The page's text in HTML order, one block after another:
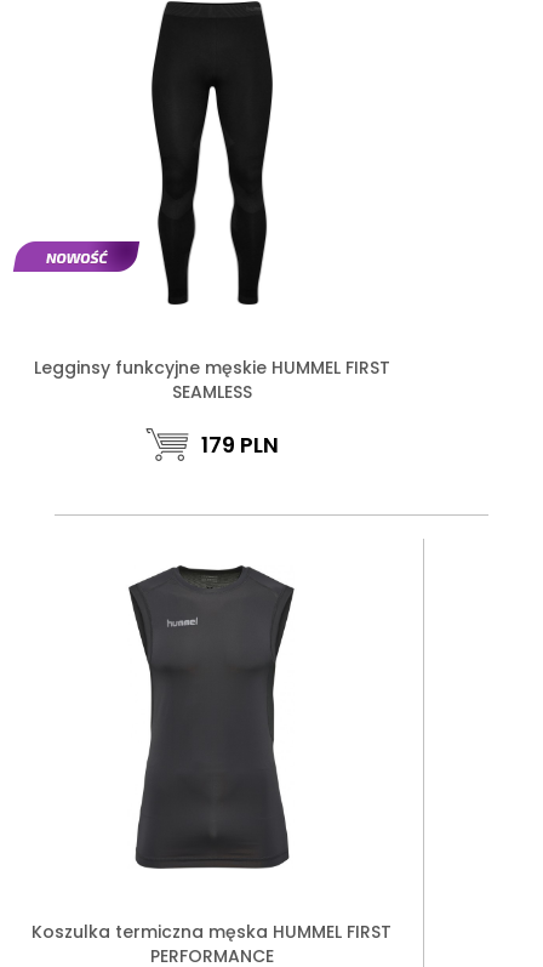
Legginsy funkcyjne męskie HUMMEL FIRST
SEAMLESS
179 PLN
Koszulka termiczna męska HUMMEL FIRST
PERFORMANCE